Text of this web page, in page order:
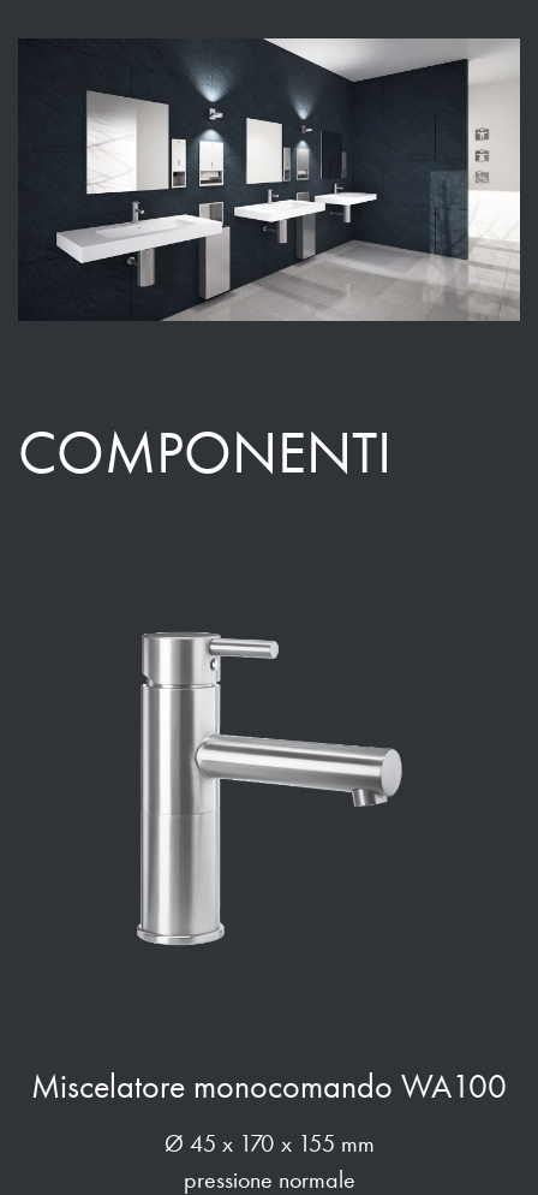
COMPONENTI
Miscelatore monocomando WA100
Ø 45 x 170 x 155 mm
pressione normale